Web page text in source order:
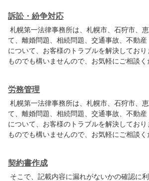
訴訟・紛争対応
札幌第一法律事務所は、札幌市、石狩市、
て、離婚問題、相続問題、交通事故、不動
について、お客様のトラブルを解決してお
ものでも構いませんので、お気軽にご相談く
労務管理
札幌第一法律事務所は、札幌市、石狩市、
て、離婚問題、相続問題、交通事故、不動
について、お客様のトラブルを解決してお
ものでも構いませんので、お気軽にご相談く
契約書作成
そこで、記載内容に漏れがないかの確認に